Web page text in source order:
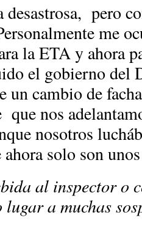
desastrosa, pero
me
la ETA y ahora
el gobierno
un cambio de
que nos
nosotros
solo son
al inspector o
a muchas